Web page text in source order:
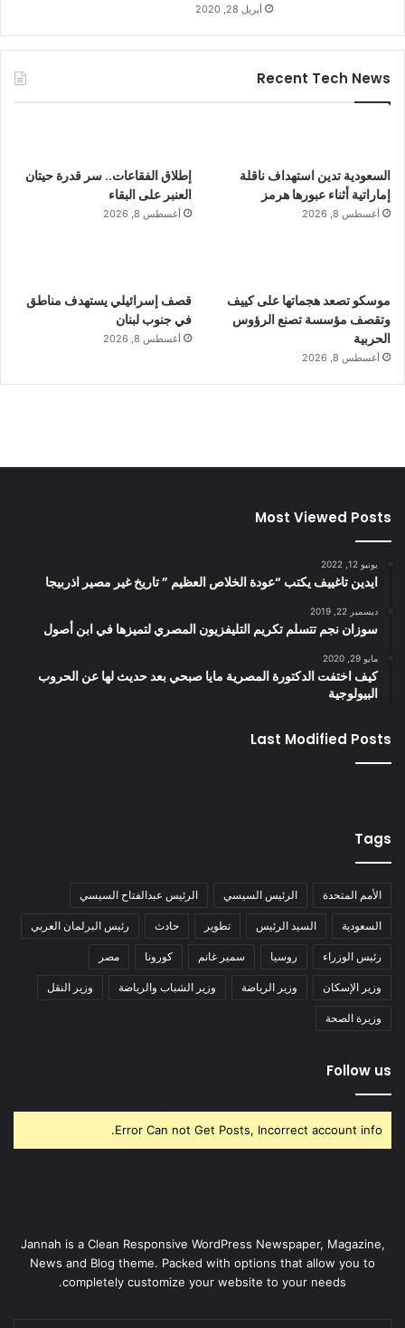
أبريل 28, 2020
Recent Tech News
السعودية تدين استهداف ناقلة
إماراتية أثناء عبورها هرمز
أغسطس 8, 2026
إطلاق الفقاعات.. سر قدرة حيتان
العنبر على البقاء
أغسطس 8, 2026
موسكو تصعد هجماتها على كييف
وتقصف مؤسسة تصنع الرؤوس
الحربية
أغسطس 8, 2026
قصف إسرائيلي يستهدف مناطق
في جنوب لبنان
أغسطس 8, 2026
Most Viewed Posts
يونيو 12, 2022
ايدين تاغييف يكتب “عودة الخلاص العظيم ” تاريخ غير مصير اذربيجا
ديسمبر 22, 2019
سوزان نجم تتسلم تكريم التليفزيون المصري لتميزها في ابن أصول
مايو 29, 2020
كيف اختفت الدكتورة المصرية مايا صبحي بعد حديث لها عن الحروب
البيولوجية
Last Modified Posts
Tags
الأمم المتحدة الرئيس السيسي الرئيس عبدالفتاح السيسي
السعودية السيد الرئيس تطوير حادث رئيس البرلمان العربي
رئيس الوزراء روسيا سمير غانم كورونا مصر
وزير الإسكان وزير الرياضة وزير الشباب والرياضة وزير النقل
وزيرة الصحة
Follow us
Error Can not Get Posts, Incorrect account info.
Jannah is a Clean Responsive WordPress Newspaper, Magazine,
News and Blog theme. Packed with options that allow you to
completely customize your website to your needs.